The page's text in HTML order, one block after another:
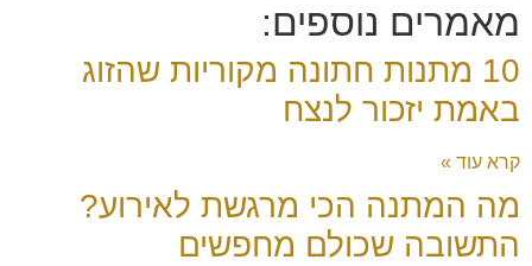
מאמרים נוספים:
10 מתנות חתונה מקוריות שהזוג
באמת יזכור לנצח
קרא עוד »
מה המתנה הכי מרגשת לאירוע?
התשובה שכולם מחפשים